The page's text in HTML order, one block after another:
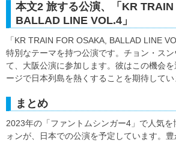
本文2 旅する公演、「KR
BALLAD LINE VOL.4」
「KR TRAIN FOR OSAKA, BALLAD LINE
特別なテーマを持つ公演です。チョン・ス
て、大阪公演に参加します。彼はこの機会
ージで日本列島を熱くすることを期待してい
まとめ
2023年の「ファントムシンガー4」で人気を
ォンが、日本での公演を予定しています。